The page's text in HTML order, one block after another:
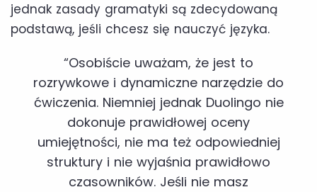
jednak zasady gramatyki są zdecydowaną
podstawą, jeśli chcesz się nauczyć języka.
“Osobiście uważam, że jest to
rozrywkowe i dynamiczne narzędzie do
ćwiczenia. Niemniej jednak Duolingo nie
dokonuje prawidłowej oceny
umiejętności, nie ma też odpowiedniej
struktury i nie wyjaśnia prawidłowo
czasowników. Jeśli nie masz